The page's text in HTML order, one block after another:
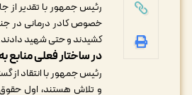
کشیدند و حتی شهید
در ساختار فعلی
رئیس جمهور با انتقاد از
و تلاش هستند، اول حقوق